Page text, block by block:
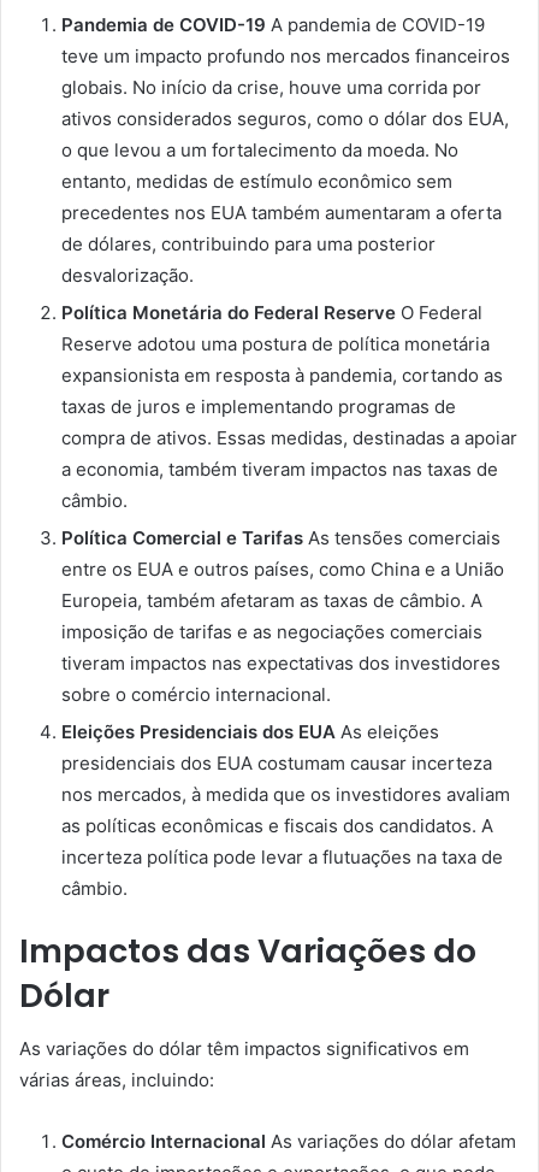
Pandemia de COVID-19 A pandemia de COVID-19
teve um impacto profundo nos mercados financeiros
globais. No início da crise, houve uma corrida por
ativos considerados seguros, como o dólar dos EUA,
o que levou a um fortalecimento da moeda. No
entanto, medidas de estímulo econômico sem
precedentes nos EUA também aumentaram a oferta
de dólares, contribuindo para uma posterior
desvalorização.
Política Monetária do Federal Reserve O Federal
Reserve adotou uma postura de política monetária
expansionista em resposta à pandemia, cortando as
taxas de juros e implementando programas de
compra de ativos. Essas medidas, destinadas a apoiar
a economia, também tiveram impactos nas taxas de
câmbio.
Política Comercial e Tarifas As tensões comerciais
entre os EUA e outros países, como China e a União
Europeia, também afetaram as taxas de câmbio. A
imposição de tarifas e as negociações comerciais
tiveram impactos nas expectativas dos investidores
sobre o comércio internacional.
Eleições Presidenciais dos EUA As eleições
presidenciais dos EUA costumam causar incerteza
nos mercados, à medida que os investidores avaliam
as políticas econômicas e fiscais dos candidatos. A
incerteza política pode levar a flutuações na taxa de
câmbio.
Impactos das Variações do
Dólar
As variações do dólar têm impactos significativos em
várias áreas, incluindo:
Comércio Internacional As variações do dólar afetam